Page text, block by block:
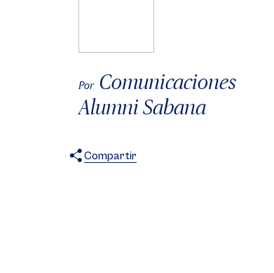
Por Comunicaciones
Alumni Sabana
Compartir